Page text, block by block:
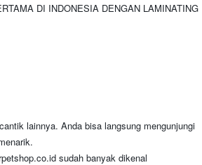
DI INDONESIA DENGAN LAMINATING
lainnya. Anda bisa langsung mengunjungi
sudah banyak dikenal